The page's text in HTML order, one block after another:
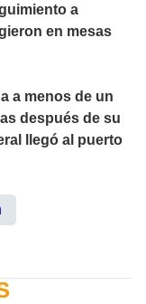
a
en mesas
a menos de un
después de su
llegó al puerto